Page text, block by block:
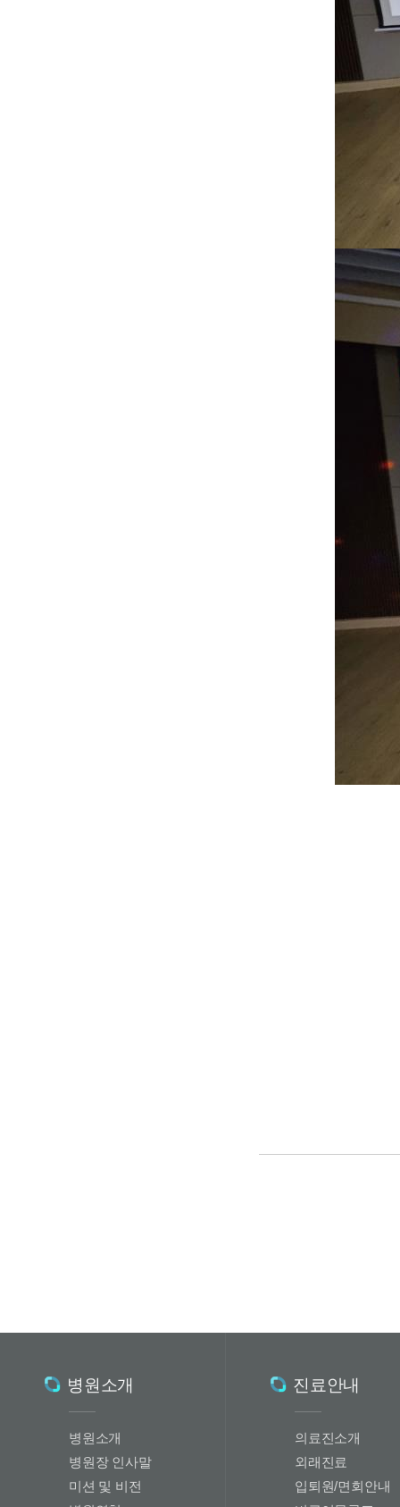
병원소개
병원소개
병원장 인사말
미션 및 비전
진료안내
의료진소개
외래진료
입퇴원/면회안내